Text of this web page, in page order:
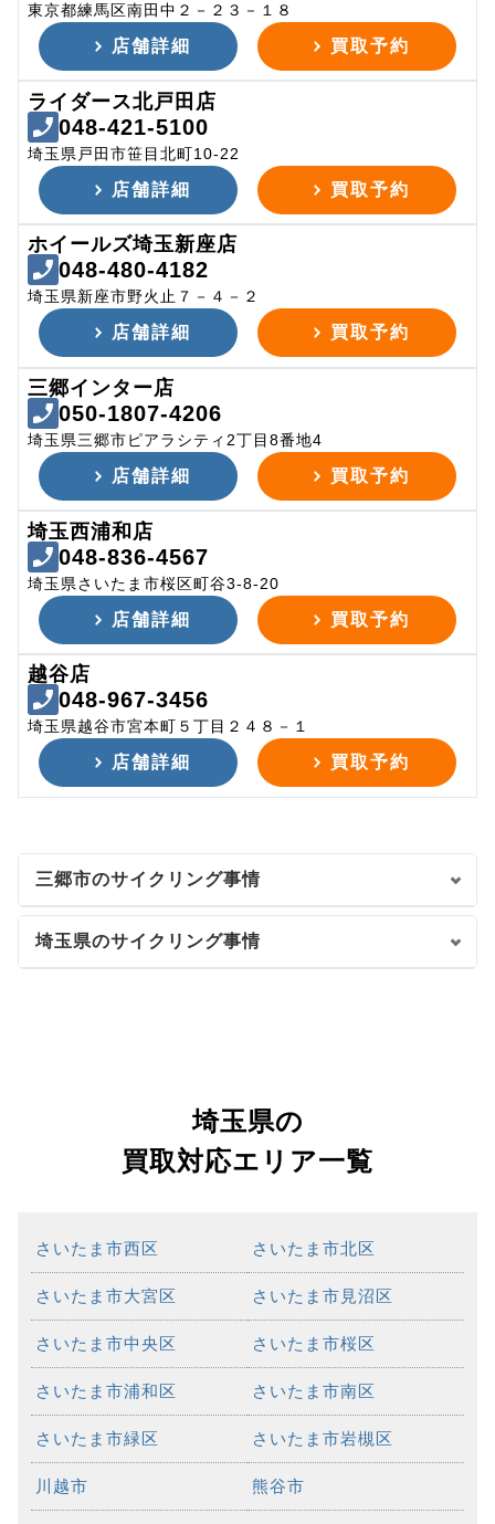
東京都練馬区南田中２－２３－１８
店舗詳細 買取予約
ライダース北戸田店
048-421-5100
埼玉県戸田市笹目北町10-22
店舗詳細 買取予約
ホイールズ埼玉新座店
048-480-4182
埼玉県新座市野火止７－４－２
店舗詳細 買取予約
三郷インター店
050-1807-4206
埼玉県三郷市ピアラシティ2丁目8番地4
店舗詳細 買取予約
埼玉西浦和店
048-836-4567
埼玉県さいたま市桜区町谷3-8-20
店舗詳細 買取予約
越谷店
048-967-3456
埼玉県越谷市宮本町５丁目２４８－１
店舗詳細 買取予約
三郷市のサイクリング事情
埼玉県のサイクリング事情
埼玉県の
買取対応エリア一覧
さいたま市西区 さいたま市北区
さいたま市大宮区 さいたま市見沼区
さいたま市中央区 さいたま市桜区
さいたま市浦和区 さいたま市南区
さいたま市緑区 さいたま市岩槻区
川越市 熊谷市